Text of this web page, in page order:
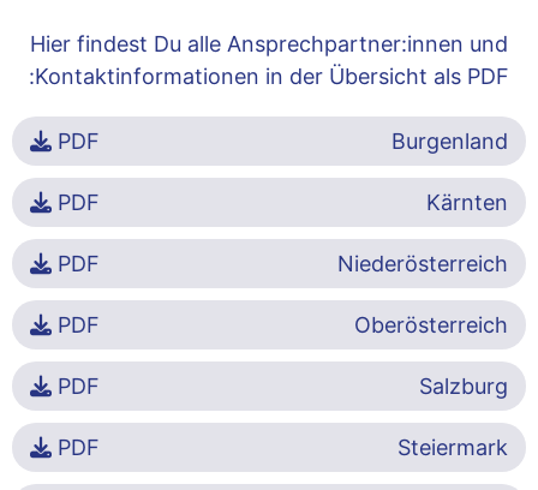
Hier findest Du alle Ansprechpartner:innen und
Kontaktinformationen in der Übersicht als PDF:
Burgenland
PDF
Kärnten
PDF
Niederösterreich
PDF
Oberösterreich
PDF
Salzburg
PDF
Steiermark
PDF